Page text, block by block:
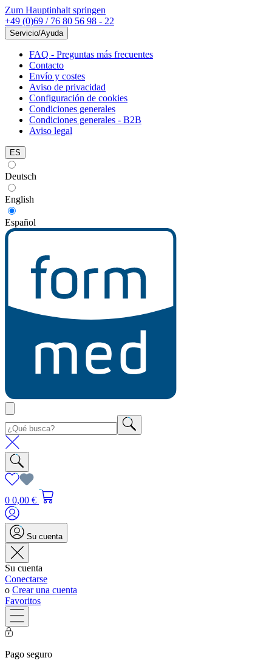
Zum Hauptinhalt springen
+49 (0)69 / 76 80 56 98 - 22
Servicio/Ayuda
FAQ - Preguntas más frecuentes
Contacto
Envío y costes
Aviso de privacidad
Configuración de cookies
Condiciones generales
Condiciones generales - B2B
Aviso legal
ES
Deutsch
English
Español
0 0,00 €
Su cuenta
Su cuenta
Conectarse
o Crear una cuenta
Favoritos
Pago seguro